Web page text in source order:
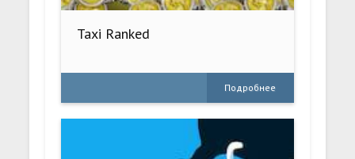
Taxi Ranked
Подробнее